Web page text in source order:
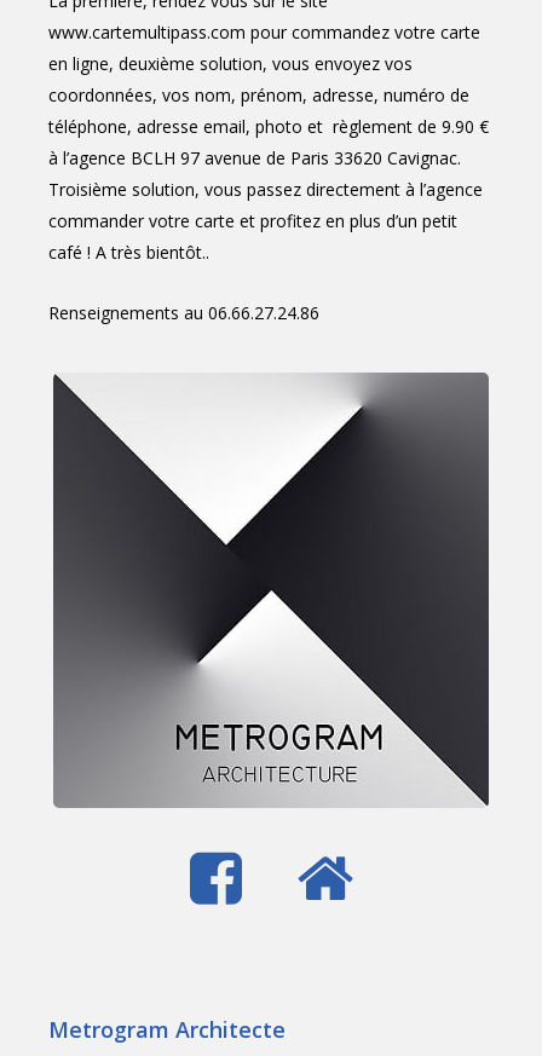
www.cartemultipass.com pour commandez votre carte
en ligne, deuxième solution, vous envoyez vos
coordonnées, vos nom, prénom, adresse, numéro de
téléphone, adresse email, photo et règlement de 9.90 €
à l’agence BCLH 97 avenue de Paris 33620 Cavignac.
Troisième solution, vous passez directement à l’agence
commander votre carte et profitez en plus d’un petit
café ! A très bientôt..
Renseignements au 06.66.27.24.86
Metrogram Architecte